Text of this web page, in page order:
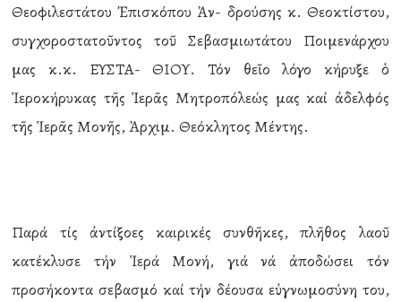
Θεοφιλεστάτου Ἐπισκόπου Ἀν- δρούσης κ. Θεοκτίστου,
συγχοροστατοῦντος τοῦ Σεβασμιωτάτου Ποιμενάρχου
μας κ.κ. ΕΥΣΤΑ- ΘΙΟΥ. Τόν θεῖο λόγο κήρυξε ὁ
Ἱεροκήρυκας τῆς Ἱερᾶς Μητροπόλεώς μας καί ἀδελφός
τῆς Ἱερᾶς Μονῆς, Ἀρχιμ. Θεόκλητος Μέντης.
Παρά τίς ἀντίξοες καιρικές συνθῆκες, πλῆθος λαοῦ
κατέκλυσε τήν Ἱερά Μονή, γιά νά ἀποδώσει τόν
προσήκοντα σεβασμό καί τήν δέουσα εὐγνωμοσύνη του,